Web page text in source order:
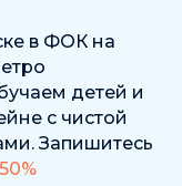
в ФОК на
детей и
с чистой
Запишитесь